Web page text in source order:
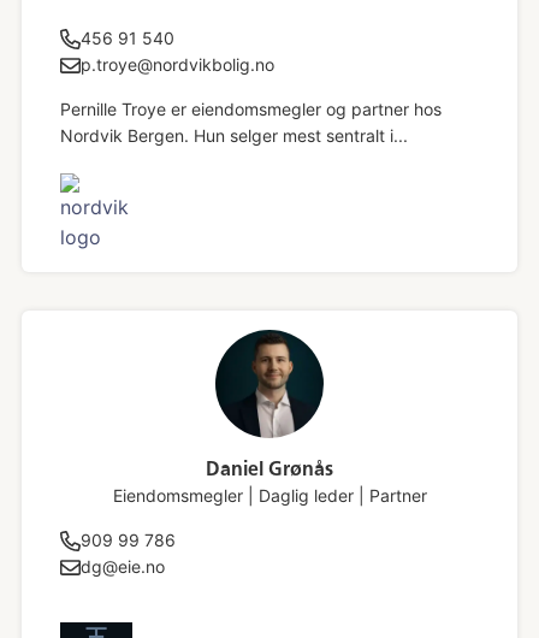
456 91 540
p.troye@nordvikbolig.no
Pernille Troye er eiendomsmegler og partner hos
Nordvik Bergen. Hun selger mest sentralt i...
Daniel Grønås
Eiendomsmegler | Daglig leder | Partner
909 99 786
dg@eie.no